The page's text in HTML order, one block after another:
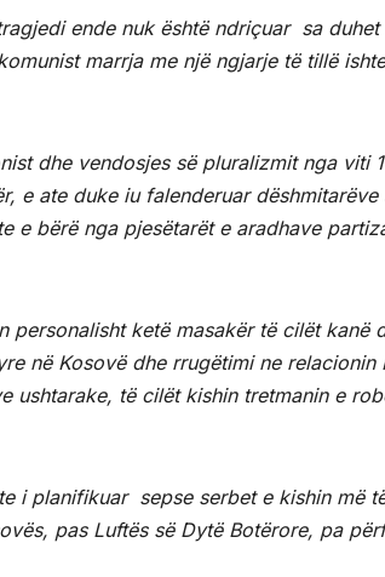
ende nuk është ndriçuar sa
marrja me një ngjarje të tillë
dhe vendosjes së pluralizmit nga viti
e ate duke iu falenderuar
e bërë nga pjesëtarët e aradhave
personalisht ketë masakër të cilët kanë
në Kosovë dhe rrugëtimi ne relacionin
ushtarake, të cilët kishin tretmanin e
i planifikuar sepse serbet e kishin më
pas Luftës së Dytë Botërore, pa